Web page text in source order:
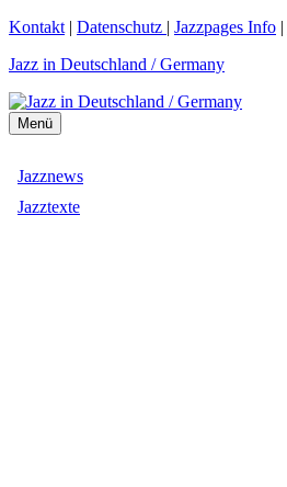
Zum
springen
Kontakt | Datenschutz | Jazzpages Info |
Jazz in Deutschland / Germany
Menü
Jazznews
Jazztexte